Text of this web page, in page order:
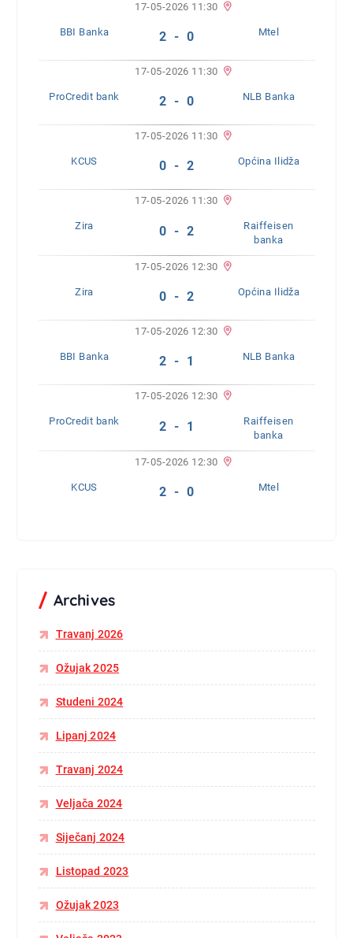
17-05-2026 11:30
BBI Banka 2 - 0 Mtel
17-05-2026 11:30
ProCredit bank 2 - 0 NLB Banka
17-05-2026 11:30
KCUS 0 - 2 Općina Ilidža
17-05-2026 11:30
Zira 0 - 2
Raiffeisen
banka
17-05-2026 12:30
Zira 0 - 2 Općina Ilidža
17-05-2026 12:30
BBI Banka 2 - 1 NLB Banka
17-05-2026 12:30
ProCredit bank 2 - 1
Raiffeisen
banka
17-05-2026 12:30
KCUS 2 - 0 Mtel
Archives
Travanj 2026
Ožujak 2025
Studeni 2024
Lipanj 2024
Travanj 2024
Veljača 2024
Siječanj 2024
Listopad 2023
Ožujak 2023